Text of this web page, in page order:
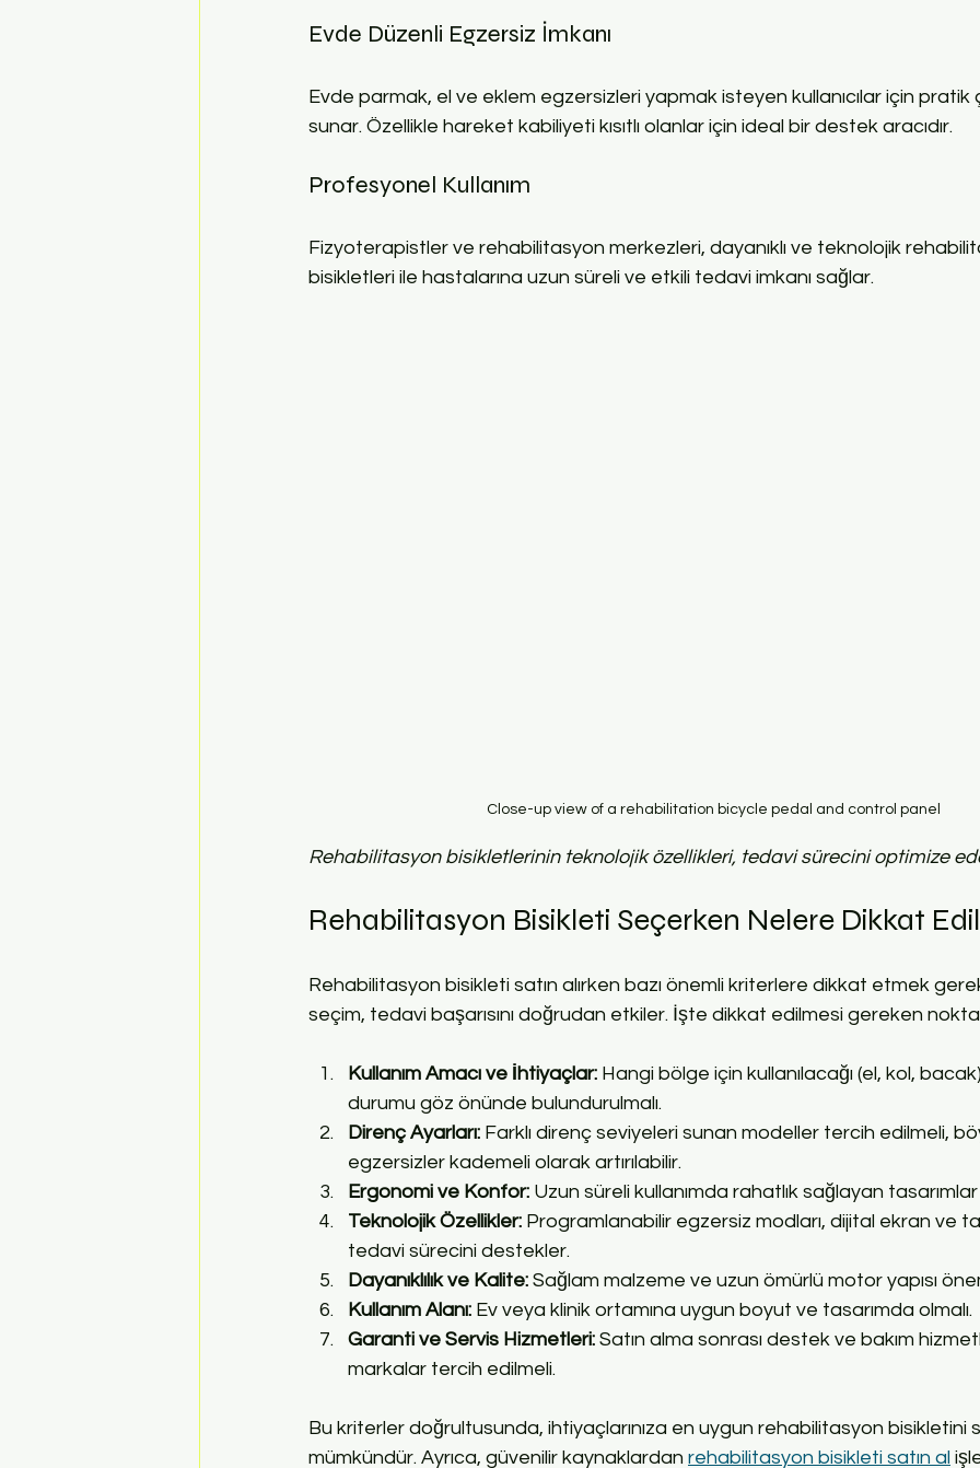
Evde Düzenli Egzersiz İmkanı
Evde parmak, el ve eklem egzersizleri yapmak isteyen kullanıcılar için pratik
sunar. Özellikle hareket kabiliyeti kısıtlı olanlar için ideal bir destek aracıdır.
Profesyonel Kullanım
Fizyoterapistler ve rehabilitasyon merkezleri, dayanıklı ve teknolojik
bisikletleri ile hastalarına uzun süreli ve etkili tedavi imkanı sağlar.
Close-up view of a rehabilitation bicycle pedal and control panel
Rehabilitasyon bisikletlerinin teknolojik özellikleri, tedavi sürecini optimize
Rehabilitasyon Bisikleti Seçerken Nelere Dikkat
Rehabilitasyon bisikleti satın alırken bazı önemli kriterlere dikkat etmek
seçim, tedavi başarısını doğrudan etkiler. İşte dikkat edilmesi gereken
Kullanım Amacı ve İhtiyaçlar: Hangi bölge için kullanılacağı (el, kol,
durumu göz önünde bulundurulmalı.
Direnç Ayarları: Farklı direnç seviyeleri sunan modeller tercih edilmeli,
egzersizler kademeli olarak artırılabilir.
Ergonomi ve Konfor: Uzun süreli kullanımda rahatlık sağlayan
Teknolojik Özellikler: Programlanabilir egzersiz modları, dijital ekran ve
tedavi sürecini destekler.
Dayanıklılık ve Kalite: Sağlam malzeme ve uzun ömürlü motor yapısı
Kullanım Alanı: Ev veya klinik ortamına uygun boyut ve tasarımda olmalı.
Garanti ve Servis Hizmetleri: Satın alma sonrası destek ve bakım
markalar tercih edilmeli.
Bu kriterler doğrultusunda, ihtiyaçlarınıza en uygun rehabilitasyon bisikletini
mümkündür. Ayrıca, güvenilir kaynaklardan rehabilitasyon bisikleti satın al